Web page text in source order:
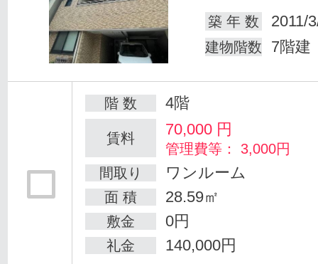
築 年 数
2011/
建物階数 7階建
階 数 4階
賃料 70,000 円
管理費等： 3,000円
間取り
ワンルーム
面 積 28.59㎡
敷金 0円
礼金 140,000円